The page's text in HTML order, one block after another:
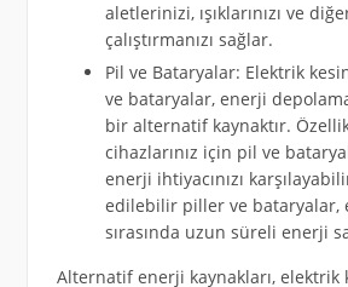
aletlerinizi, ışıklarınızı ve
çalıştırmanızı sağlar.
Pil ve Bataryalar: Elektrik
ve bataryalar, enerji
bir alternatif kaynaktır.
cihazlarınız için pil ve
enerji ihtiyacınızı
edilebilir piller ve bataryalar,
sırasında uzun süreli enerji
Alternatif enerji kaynakları, elektrik